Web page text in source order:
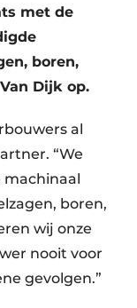
met de
boren,
Dijk op.
al
“We
machinaal
boren,
wij onze
nooit voor
gevolgen.”